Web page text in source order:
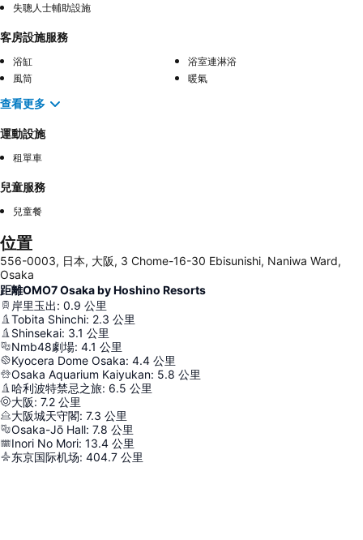
失聰人士輔助設施
客房設施服務
浴缸
浴室連淋浴
風筒
暖氣
查看更多
運動設施
租單車
兒童服務
兒童餐
位置
556-0003, 日本, 大阪, 3 Chome-16-30 Ebisunishi, Naniwa Ward,
Osaka
距離OMO7 Osaka by Hoshino Resorts
岸里玉出: 0.9 公里
Tobita Shinchi: 2.3 公里
Shinsekai: 3.1 公里
Nmb48劇場: 4.1 公里
Kyocera Dome Osaka: 4.4 公里
Osaka Aquarium Kaiyukan: 5.8 公里
哈利波特禁忌之旅: 6.5 公里
大阪: 7.2 公里
大阪城天守閣: 7.3 公里
Osaka-Jō Hall: 7.8 公里
Inori No Mori: 13.4 公里
东京国际机场: 404.7 公里